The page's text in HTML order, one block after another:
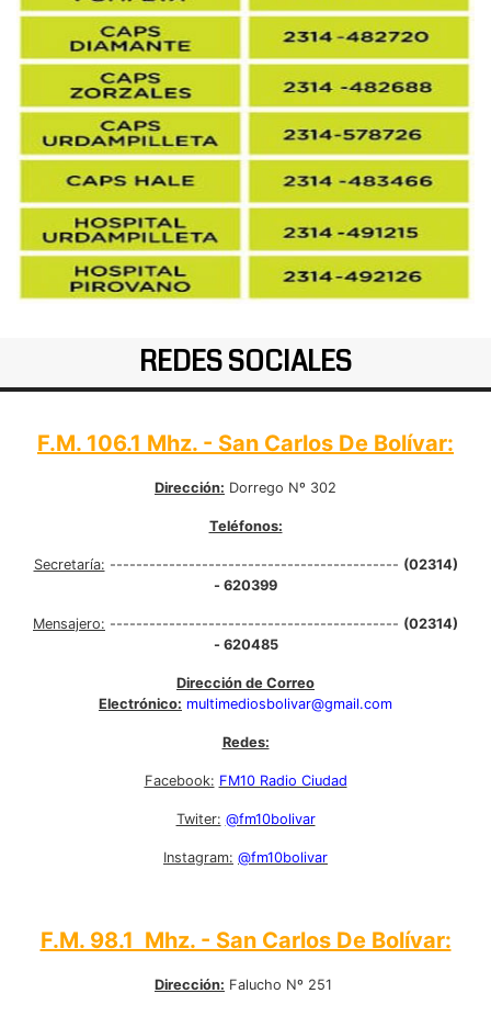
REDES SOCIALES
F.M. 106.1 Mhz. - San Carlos De Bolívar:
Dirección: Dorrego Nº 302
Teléfonos:
Secretaría: -------------------------------------------- (02314)
- 620399
Mensajero: -------------------------------------------- (02314)
- 620485
Dirección de Correo
Electrónico: multimediosbolivar@gmail.com
Redes:
Facebook: FM10 Radio Ciudad
Twiter: @fm10bolivar
Instagram: @fm10bolivar
F.M. 98.1 Mhz. - San Carlos De Bolívar:
Dirección: Falucho Nº 251